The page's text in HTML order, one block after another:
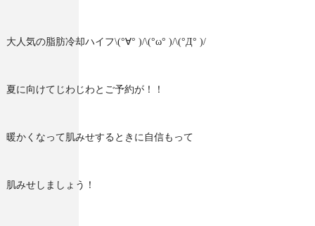
大人気の脂肪冷却ハイフ\(°∀° )/\(°ω° )/\(°Д° )/
夏に向けてじわじわとご予約が！！
暖かくなって肌みせするときに自信もって
肌みせしましょう！